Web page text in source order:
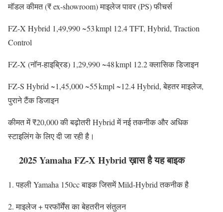
मॉडल कीमत (₹ ex-showroom) माइलेज पावर (PS) फीचर्स
FZ‑X Hybrid 1,49,990 ~53 kmpl 12.4 TFT, Hybrid, Traction
Control
FZ‑X (नॉन‑हाइब्रिड) 1,29,990 ~48 kmpl 12.2 क्लासिक डिजाइन
FZ‑S Hybrid ~1,45,000 ~55 kmpl ~12.4 Hybrid, बेहतर माइलेज,
पुराने टैंक डिजाइन
कीमत में ₹20,000 की बढ़ोतरी Hybrid में नई तकनीक और अधिक
स्टाइलिंग के लिए दी जा रही है।
2025 Yamaha FZ‑X Hybrid ख़ास है यह बाइक
1. पहली Yamaha 150cc बाइक जिसमें Mild-Hybrid तकनीक है
2. माइलेज + परफॉर्मेंस का बेहतरीन संतुलन